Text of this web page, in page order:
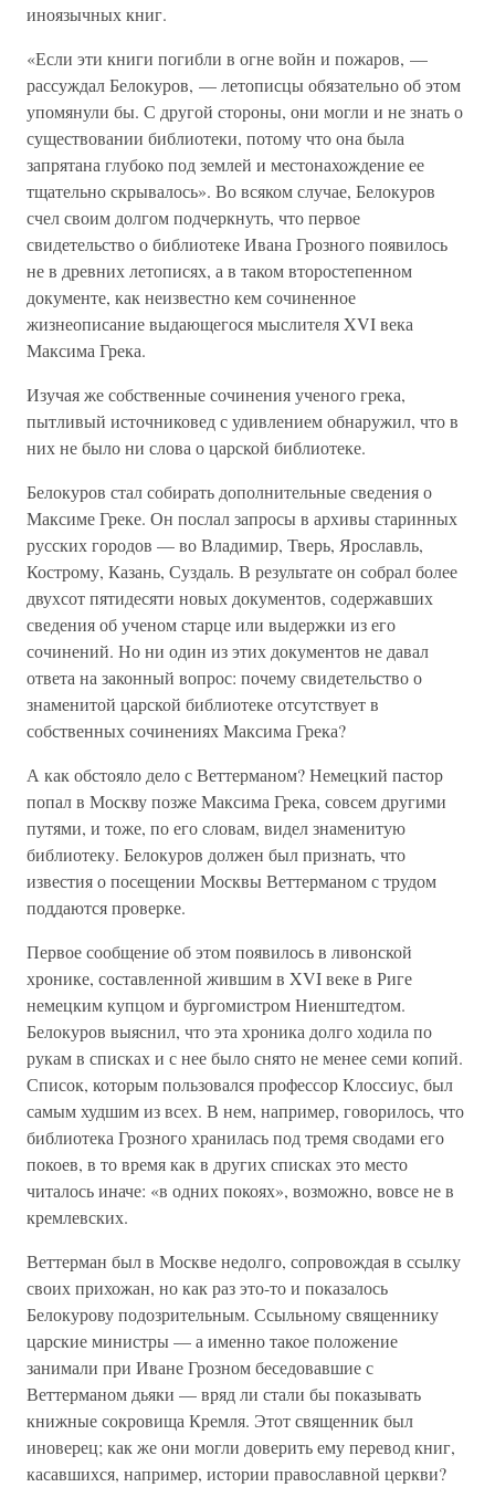
иноязычных книг.
«Если эти книги погибли в огне войн и пожаров, —
рассуждал Белокуров, — летописцы обязательно об этом
упомянули бы. С другой стороны, они могли и не знать о
существовании библиотеки, потому что она была
запрятана глубоко под землей и местонахождение ее
тщательно скрывалось». Во всяком случае, Белокуров
счел своим долгом подчеркнуть, что первое
свидетельство о библиотеке Ивана Грозного появилось
не в древних летописях, а в таком второстепенном
документе, как неизвестно кем сочиненное
жизнеописание выдающегося мыслителя XVI века
Максима Грека.
Изучая же собственные сочинения ученого грека,
пытливый источниковед с удивлением обнаружил, что в
них не было ни слова о царской библиотеке.
Белокуров стал собирать дополнительные сведения о
Максиме Греке. Он послал запросы в архивы старинных
русских городов — во Владимир, Тверь, Ярославль,
Кострому, Казань, Суздаль. В результате он собрал более
двухсот пятидесяти новых документов, содержавших
сведения об ученом старце или выдержки из его
сочинений. Но ни один из этих документов не давал
ответа на законный вопрос: почему свидетельство о
знаменитой царской библиотеке отсутствует в
собственных сочинениях Максима Грека?
А как обстояло дело с Веттерманом? Немецкий пастор
попал в Москву позже Максима Грека, совсем другими
путями, и тоже, по его словам, видел знаменитую
библиотеку. Белокуров должен был признать, что
известия о посещении Москвы Веттерманом с трудом
поддаются проверке.
Первое сообщение об этом появилось в ливонской
хронике, составленной жившим в XVI веке в Риге
немецким купцом и бургомистром Ниенштедтом.
Белокуров выяснил, что эта хроника долго ходила по
рукам в списках и с нее было снято не менее семи копий.
Список, которым пользовался профессор Клоссиус, был
самым худшим из всех. В нем, например, говорилось, что
библиотека Грозного хранилась под тремя сводами его
покоев, в то время как в других списках это место
читалось иначе: «в одних покоях», возможно, вовсе не в
кремлевских.
Веттерман был в Москве недолго, сопровождая в ссылку
своих прихожан, но как раз это-то и показалось
Белокурову подозрительным. Ссыльному священнику
царские министры — а именно такое положение
занимали при Иване Грозном беседовавшие с
Веттерманом дьяки — вряд ли стали бы показывать
книжные сокровища Кремля. Этот священник был
иноверец; как же они могли доверить ему перевод книг,
касавшихся, например, истории православной церкви?